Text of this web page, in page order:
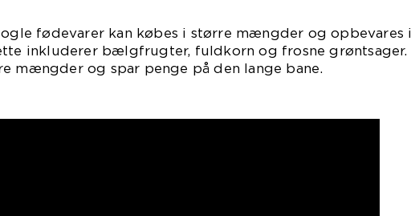
fødevarer kan købes i større mængder og opbevares i
inkluderer bælgfrugter, fuldkorn og frosne grøntsager.
mængder og spar penge på den lange bane.